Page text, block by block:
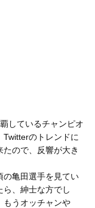
しているチャンピオ
のトレンドに
ので、反響が大き
の亀田選手を見てい
、紳士な方でし
もうオッチャンや